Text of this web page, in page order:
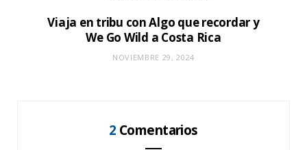
Viaja en tribu con Algo que recordar y
We Go Wild a Costa Rica
NOVIEMBRE 29, 2024
2 Comentarios